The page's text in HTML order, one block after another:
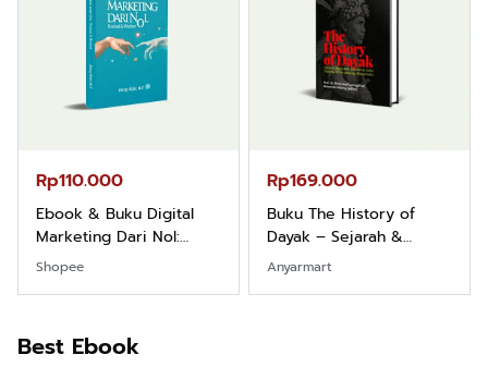
Rp110.000
Ebook & Buku Digital
Marketing Dari Nol:
Fondasi & Mindset untuk
Pemula
Shopee
Rp169.000
Buku The History of
Dayak – Sejarah &
Identitas Borneo Asli
Anyarmart
Best Ebook